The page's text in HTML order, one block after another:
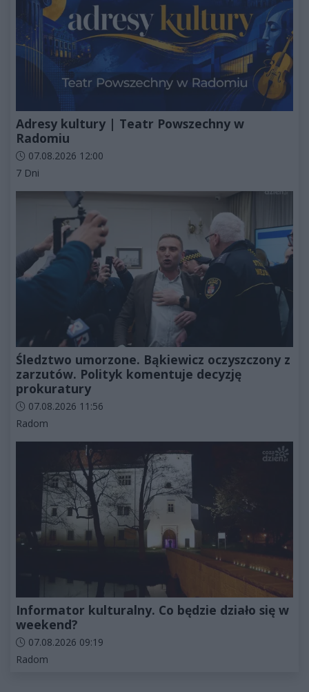
Adresy kultury | Teatr Powszechny w
Radomiu
Data dodania artykułu:
07.08.2026 12:00
Kategorie artykułu:
7 Dni
Śledztwo umorzone. Bąkiewicz oczyszczony z
zarzutów. Polityk komentuje decyzję
prokuratury
Data dodania artykułu:
07.08.2026 11:56
Kategorie artykułu:
Radom
Informator kulturalny. Co będzie działo się w
weekend?
Data dodania artykułu:
07.08.2026 09:19
Kategorie artykułu:
Radom